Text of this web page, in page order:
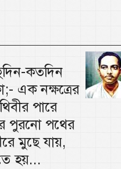
কতদিন
এক নক্ষত্রের
পারে
পুরনো পথের
মুছে যায়,
হয়...